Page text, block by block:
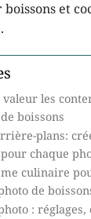
et
les
boissons
plans:
chaque
culinaire
de
: réglages,